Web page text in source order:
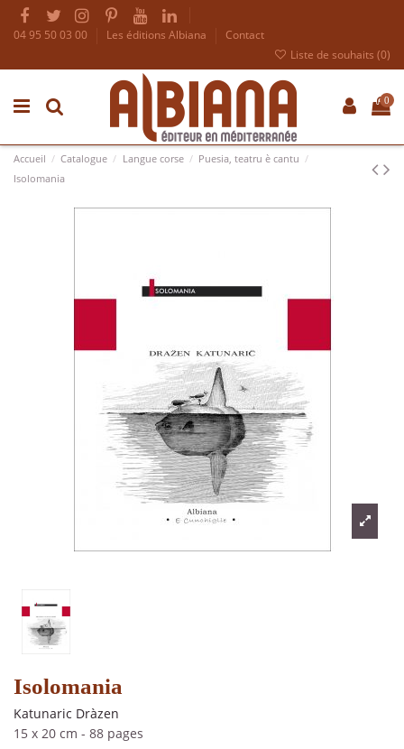
04 95 50 03 00 Les éditions Albiana
Contact
Liste de souhaits (0)
0
Accueil Catalogue Langue corse
Puesia, teatru è cantu
Isolomania
Isolomania
Katunaric Dràzen
15 x 20 cm - 88 pages